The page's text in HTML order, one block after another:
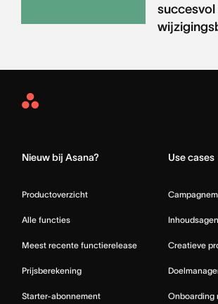
succesvol
Asana
Nieuw bij Asana?
Productoverzicht
Alle functies
Meest recente functierelease
Prijsberekening
Starter-abonnement
Use cases
Creatieve
Onboarding